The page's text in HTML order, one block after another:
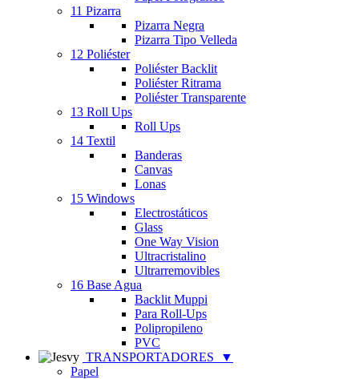
11 Pizarra
Pizarra Negra
Pizarra Tipo Velleda
12 Poliéster
Poliéster Backlit
Poliéster Ritrama
Poliéster Transparente
13 Roll Ups
Roll Ups
14 Textil
Banderas
Canvas
Lonas
15 Windows
Electrostáticos
Glass
One Way Vision
Ultracristalino
Ultrarremovibles
16 Base Agua
Backlit Muppi
Para Roll-Ups
Polipropileno
PVC
TRANSPORTADORES
▼
Papel